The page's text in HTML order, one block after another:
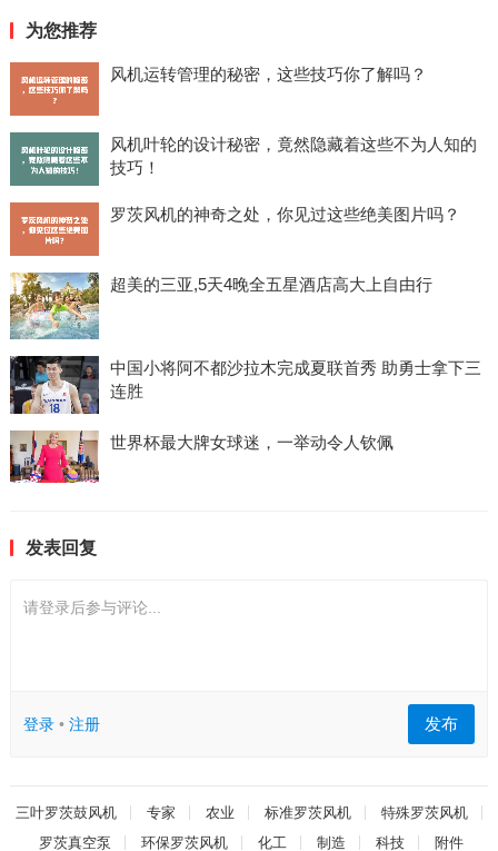
为您推荐
风机运转管理的秘密，这些技巧你了解吗？
风机叶轮的设计秘密，竟然隐藏着这些不为人知的
技巧！
罗茨风机的神奇之处，你见过这些绝美图片吗？
超美的三亚,5天4晚全五星酒店高大上自由行
中国小将阿不都沙拉木完成夏联首秀 助勇士拿下三
连胜
世界杯最大牌女球迷，一举动令人钦佩
发表回复
请登录后参与评论...
登录• 注册 发布
三叶罗茨鼓风机 专家 农业 标准罗茨风机
特殊罗茨风机
罗茨真空泵
环保罗茨风机 化工 制造 科技 附件